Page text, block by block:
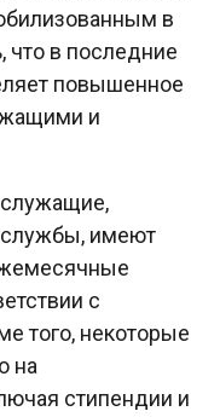
в
что в последние
повышенное
и
службы, имеют
с
того, некоторые
на
стипендии и